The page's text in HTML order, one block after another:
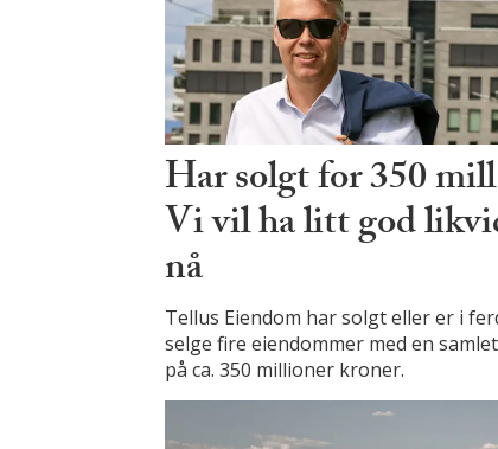
Har solgt for 350
Vi vil ha litt god
nå
Tellus Eiendom har solgt eller er i
selge fire eiendommer med en
på ca. 350 millioner kroner.